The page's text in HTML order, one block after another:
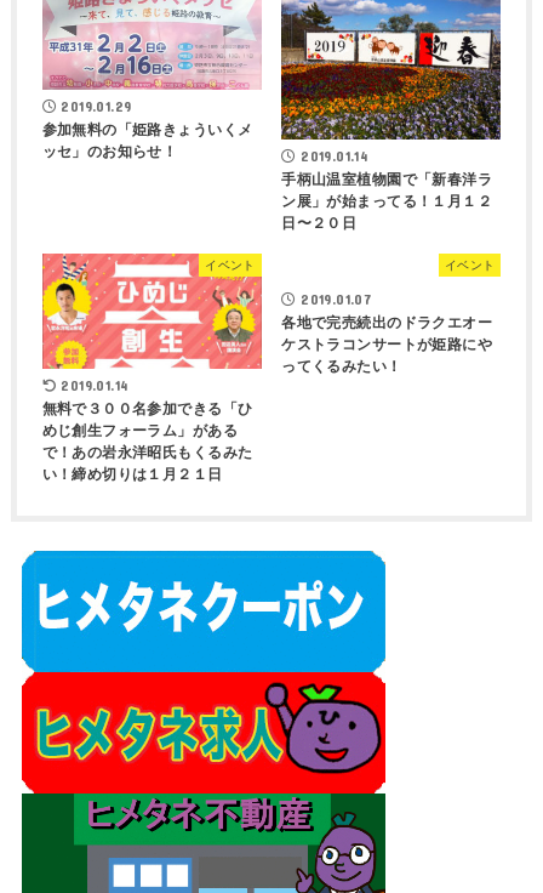
2019.01.29
参加無料の「姫路きょういくメ
ッセ」のお知らせ！
2019.01.14
手柄山温室植物園で「新春洋ラ
ン展」が始まってる！１月１２
日〜２０日
イベント
2019.01.14
無料で３００名参加できる「ひ
めじ創生フォーラム」がある
で！あの岩永洋昭氏もくるみた
い！締め切りは１月２１日
イベント
2019.01.07
各地で完売続出のドラクエオー
ケストラコンサートが姫路にや
ってくるみたい！